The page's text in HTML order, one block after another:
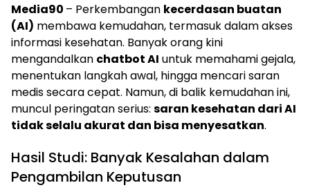
Media90 – Perkembangan kecerdasan buatan
(AI) membawa kemudahan, termasuk dalam akses
informasi kesehatan. Banyak orang kini
mengandalkan chatbot AI untuk memahami gejala,
menentukan langkah awal, hingga mencari saran
medis secara cepat. Namun, di balik kemudahan ini,
muncul peringatan serius: saran kesehatan dari AI
tidak selalu akurat dan bisa menyesatkan.
Hasil Studi: Banyak Kesalahan dalam
Pengambilan Keputusan